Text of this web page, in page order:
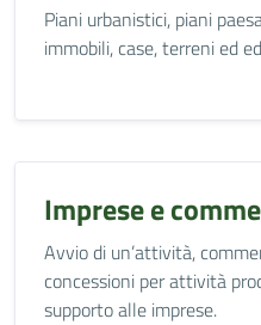
Piani urbanistici, piani
immobili, case, terreni ed
Imprese e
Avvio di un’attività,
concessioni per attività
supporto alle imprese.